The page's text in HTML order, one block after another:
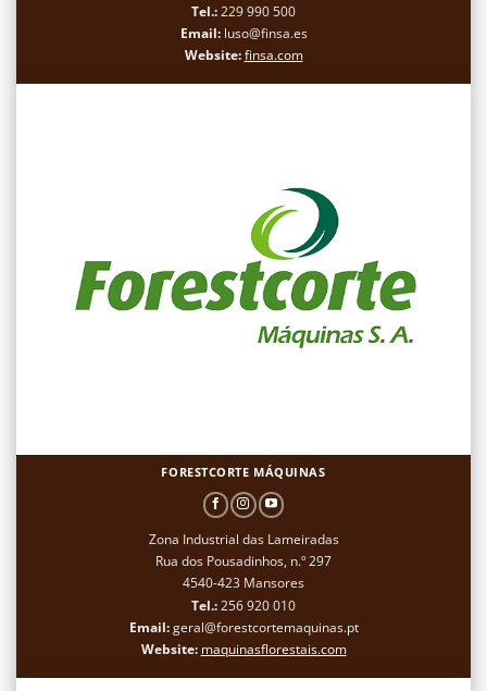
Tel.:229 990 500
Email:luso@finsa.es
Website: finsa.com
FORESTCORTE MÁQUINAS
Zona Industrial das Lameiradas
Rua dos Pousadinhos, n.º 297
4540-423 Mansores
Tel.:256 920 010
Email:geral@forestcortemaquinas.pt
Website: maquinasflorestais.com